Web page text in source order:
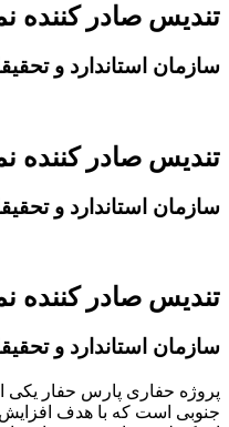
تندیس صادر کننده
سازمان استاندارد و
تندیس صادر کننده
سازمان استاندارد و
تندیس صادر کننده
سازمان استاندارد و
جنوبی است که با هدف